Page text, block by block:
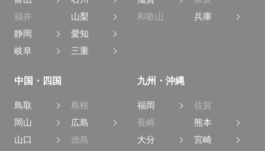
福井
山梨
静岡
愛知
岐阜
三重
和歌山
兵庫
中国・四国
鳥取
島根
岡山
広島
山口
徳島
九州・沖縄
福岡
佐賀
長崎
熊本
大分
宮崎